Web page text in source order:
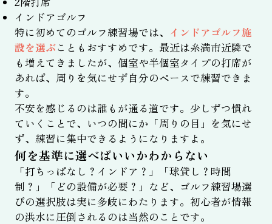
インドアゴルフ
特に初めてのゴルフ練習場では、 インドアゴルフ施
設を選ぶこともおすすめです。最近は糸満市近隣で
も増えてきましたが、個室や半個室タイプの打席が
あれば、周りを気にせず自分のペースで練習できま
す。
不安を感じるのは誰もが通る道です。少しずつ慣れ
ていくことで、いつの間にか「周りの目」を気にせ
ず、練習に集中できるようになりますよ。
何を基準に選べばいいかわからない
「打ちっぱなし？インドア？」「球貸し？時間
制？」「どの設備が必要？」など、ゴルフ練習場選
びの選択肢は実に多岐にわたります。初心者が情報
の洪水に圧倒されるのは当然のことです。